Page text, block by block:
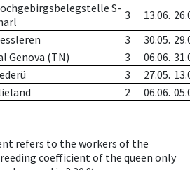
S- 3 13.06.
3 30.05.
Genova (TN) 3 06.06.
3 27.05.
2 06.06.
refers to the workers of the
coefficient of the queen only